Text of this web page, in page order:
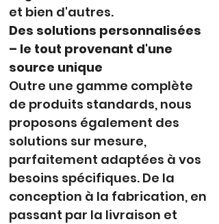
et bien d'autres.
Des solutions personnalisées
– le tout provenant d'une
source unique
Outre une gamme complète
de produits standards, nous
proposons également des
solutions sur mesure,
parfaitement adaptées à vos
besoins spécifiques. De la
conception à la fabrication, en
passant par la livraison et